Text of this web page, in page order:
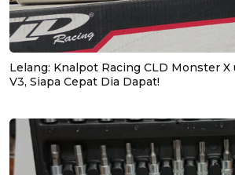
Lelang: Knalpot Racing CLD Monster X
V3, Siapa Cepat Dia Dapat!